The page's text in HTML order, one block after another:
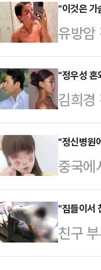
운데
다.29
알려진
바'라
틀라
국제
"이것은 가
유방암
노출했
니엘
만져지
은 이
니엘은
엘은
유방
"정우성
김희경
고 지
이스북
"정우
두 거
요에
밝혔다
무 거
"정신병원
중국에
대로
언 등
여성에
1000
"집들이서
친구
영을